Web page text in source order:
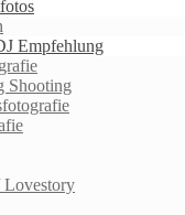
Empfehlung
Shooting
Lovestory